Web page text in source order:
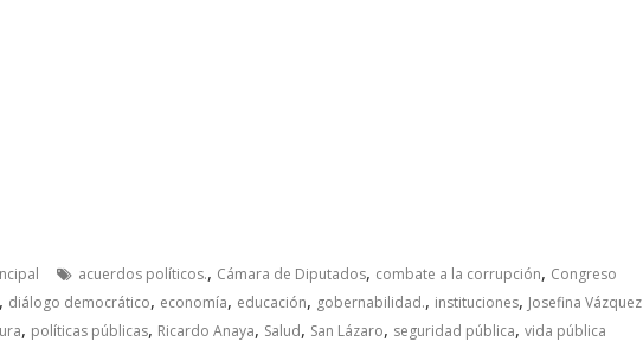
acuerdos políticos., Cámara de Diputados, combate a la corrupción, Congreso
, diálogo democrático, economía, educación, gobernabilidad., instituciones, Josefina Vázquez
, políticas públicas, Ricardo Anaya, Salud, San Lázaro, seguridad pública, vida pública